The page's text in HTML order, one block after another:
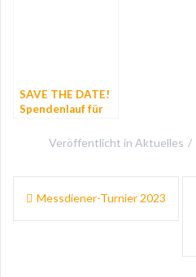
SAVE THE DATE!
Spendenlauf für
Kunstrasen am
Veröffentlicht in Aktuelles
Beitragsnavigation
Messdiener-Turnier 2023